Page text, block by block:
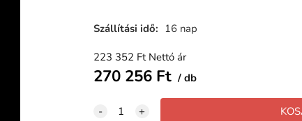
Szállítási idő: 16 nap
223 352 Ft Nettó ár
270 256Ft db